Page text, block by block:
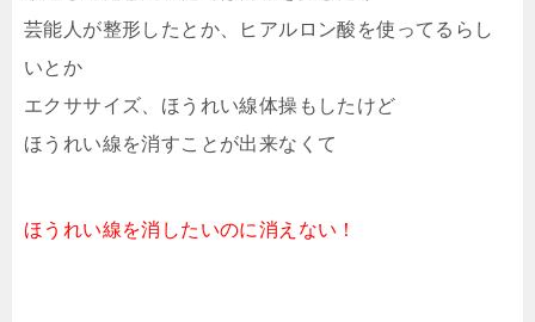
芸能人が整形したとか、ヒアルロン酸を使ってるらし
いとか
エクササイズ、ほうれい線体操もしたけど
ほうれい線を消すことが出来なくて
ほうれい線を消したいのに消えない！